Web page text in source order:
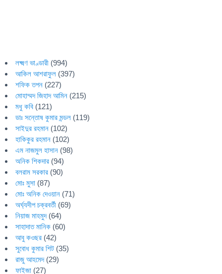
লক্ষ্মণ ভাণ্ডারী (994)
আকিল আশরাফুল (397)
শফিক তপন (227)
মোহাম্মদ জিহাদ আমিন (215)
মধু কবি (121)
ডাঃ সন্তোষ কুমার মন্ডল (119)
সাইদুর রহমান (102)
হাকিকুর রহমান (102)
এম নাজমুল হাসান (98)
অনিক শিকদার (94)
বলরাম সরকার (90)
মোঃ মুসা (87)
মোঃ অনিক দেওয়ান (71)
অর্ঘ্যদীপ চক্রবর্তী (69)
নিয়াজ মাহমুদ(64)
সাহাদাত মানিক (60)
আবু কওছর (42)
সুবোধ কুমার শিট (35)
রাজু আহমেদ(29)
ফাইজা (27)